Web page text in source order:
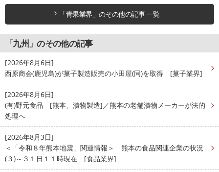
「青果業界」のその他の記事 一覧
「九州」のその他の記事
[2026年8月6日]
西原商会(鹿児島)が菓子製造販売の小田屋(同)を取得 [菓子業界]
[2026年8月6日]
(有)野元食品 [熊本、漬物製造]／熊本の老舗漬物メーカーが法的
処理へ
[2026年8月3日]
＜「令和８年熊本地震」関連情報＞ 熊本の食品関連企業の状況
(３)～３１日１１時現在 [食品業界]